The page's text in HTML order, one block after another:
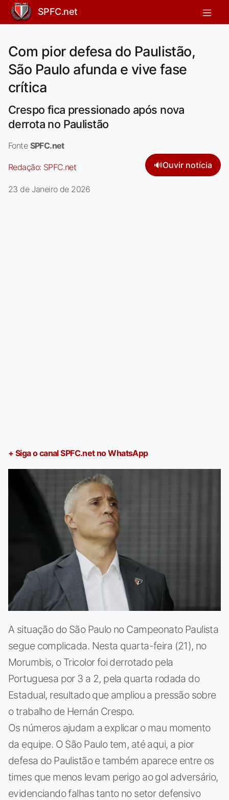
SPFC.net
Com pior defesa do Paulistão,
São Paulo afunda e vive fase
crítica
Crespo fica pressionado após nova
derrota no Paulistão
Fonte SPFC.net
Redação: SPFC.net 🔊Ouvir notícia
23 de Janeiro de 2026
+ Siga o canal SPFC.net no WhatsApp
A situação do São Paulo no Campeonato Paulista
segue complicada. Nesta quarta-feira (21), no
Morumbis, o Tricolor foi derrotado pela
Portuguesa por 3 a 2, pela quarta rodada do
Estadual, resultado que ampliou a pressão sobre
o trabalho de Hernán Crespo.
Os números ajudam a explicar o mau momento
da equipe. O São Paulo tem, até aqui, a pior
defesa do Paulistão e também aparece entre os
times que menos levam perigo ao gol adversário,
evidenciando falhas tanto no setor defensivo